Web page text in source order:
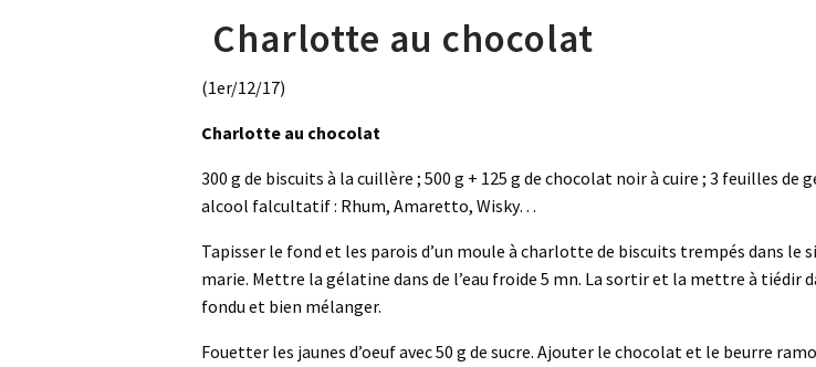
Charlotte au chocolat
(1er/12/17)
Charlotte au chocolat
300 g de biscuits à la cuillère ; 500 g + 125 g de chocolat noir à cuire ; 3 feuilles de
alcool falcultatif : Rhum, Amaretto, Wisky…
Tapisser le fond et les parois d’un moule à charlotte de biscuits trempés dans le
marie. Mettre la gélatine dans de l’eau froide 5 mn. La sortir et la mettre à tiédir
fondu et bien mélanger.
Fouetter les jaunes d’oeuf avec 50 g de sucre. Ajouter le chocolat et le beurre